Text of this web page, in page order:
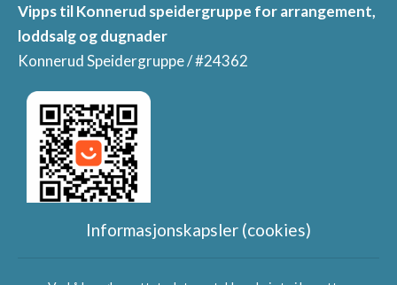
Vipps til Konnerud speidergruppe for arrangement,
loddsalg og dugnader
Konnerud Speidergruppe / #24362
Informasjonskapsler (cookies)